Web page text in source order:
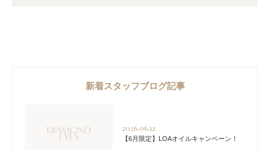
新着スタッフブログ記事
2026.06.12
【6月限定】LOAオイルキャンペーン！